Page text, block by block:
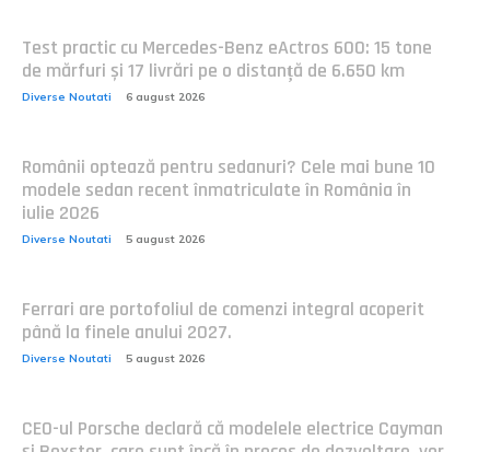
Test practic cu Mercedes-Benz eActros 600: 15 tone
de mărfuri și 17 livrări pe o distanță de 6.650 km
Diverse Noutati 6 august 2026
Românii optează pentru sedanuri? Cele mai bune 10
modele sedan recent înmatriculate în România în
iulie 2026
Diverse Noutati 5 august 2026
Ferrari are portofoliul de comenzi integral acoperit
până la finele anului 2027.
Diverse Noutati 5 august 2026
CEO-ul Porsche declară că modelele electrice Cayman